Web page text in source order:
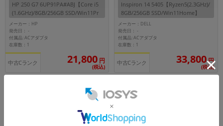
HP 250 G7 6UP91PA#ABJ【Core i5
(1.6GHz)/8GB/256GB SSD/Win11Pr
o】
メーカー：HP
発売日：-
付属品: ACアダプタ
在庫数：1
中古Cランク 21,800 円
(税込)
Inspiron 14 5405【Ryzen5(2.3GHz)/
8GB/256GB SSD/Win11Home】
メーカー：DELL
発売日：-
付属品: ACアダプタ
在庫数：1
中古Cランク 33,800円
(税込)